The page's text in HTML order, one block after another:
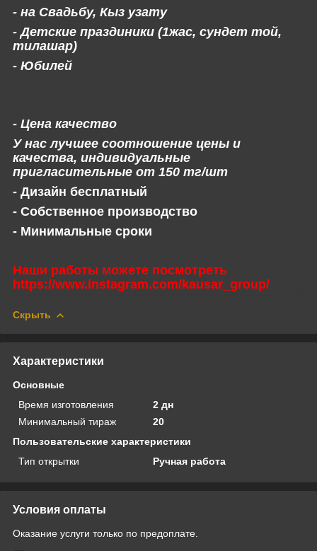
- на Свадьбу, Кыз узату
- Детские праздиники (1жас, сундет той,
тилашар)
- Юбилей
- Цена качество
У нас лучшее соотношение цены и
качества, индивидуальные
пригласительные от 150 тг/шт
- Дизайн бесплатный
- Собственное производство
- Минимальные сроки
Наши работы можете посмотреть
https://www.instagram.com/kausar_group/
Скрыть
Характеристики
Основные
Время изготовления
2 дн
Минимальный тираж
20
Пользовательские характеристики
Тип открытки
Ручная работа
Условия оплаты
Оказание услуги только по предоплате.